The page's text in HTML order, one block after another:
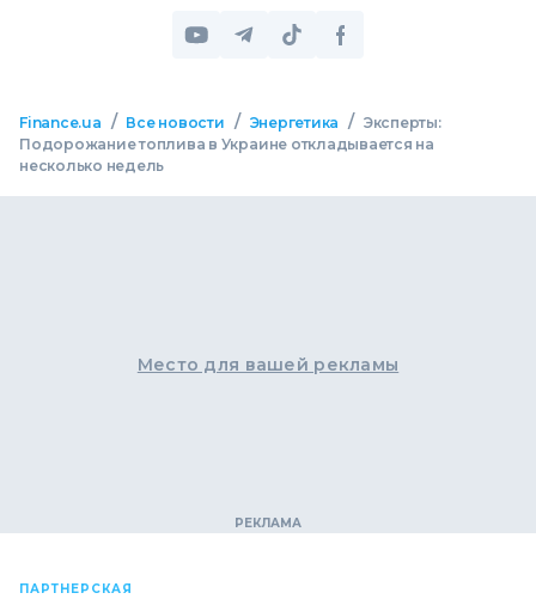
Finance.ua / Все новости / Энергетика / Эксперты:
Подорожание топлива в Украине откладывается на
несколько недель
Место для вашей рекламы
ПАРТНЕРСКАЯ